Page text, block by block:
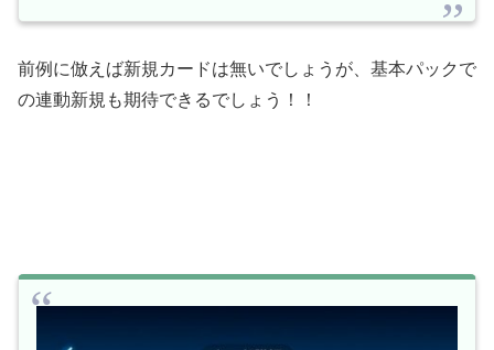
前例に倣えば新規カードは無いでしょうが、基本パックで
の連動新規も期待できるでしょう！！